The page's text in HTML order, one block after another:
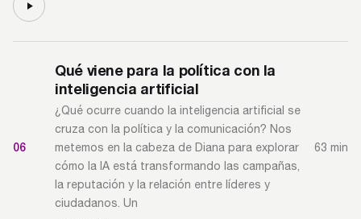
06
Qué viene para la política con la
inteligencia artificial
¿Qué ocurre cuando la inteligencia artificial se
cruza con la política y la comunicación? Nos
metemos en la cabeza de Diana para explorar
cómo la IA está transformando las campañas,
la reputación y la relación entre líderes y
ciudadanos. Un
63 min